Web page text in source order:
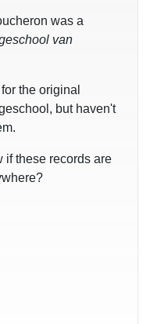
was a
van
the original
but haven't
if these records are